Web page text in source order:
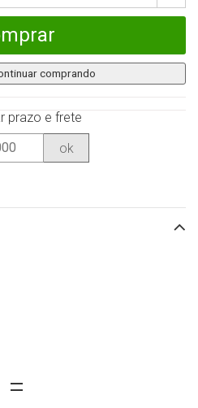
comprando
prazo e frete
ok